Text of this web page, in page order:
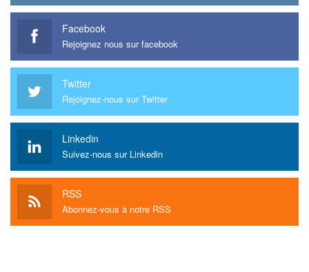
Facebook
Rejoignez nous sur facebook
Twitter
Rejoignez-nous sur Twitter
Linkedin
Suivez-nous sur Linkedin
RSS
Abonnez-vous à notre RSS